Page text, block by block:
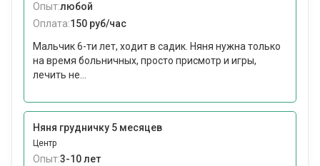
Опыт:любой
Оплата:150 руб/час
Мальчик 6-ти лет, ходит в садик. Няня нужна только
на время больничных, просто присмотр и игры,
лечить не...
Няня грудничку 5 месяцев
Центр
Опыт:3-10 лет